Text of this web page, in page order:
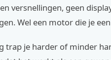
versnellingen, geen
Wel een motor die je
trap je harder of minder